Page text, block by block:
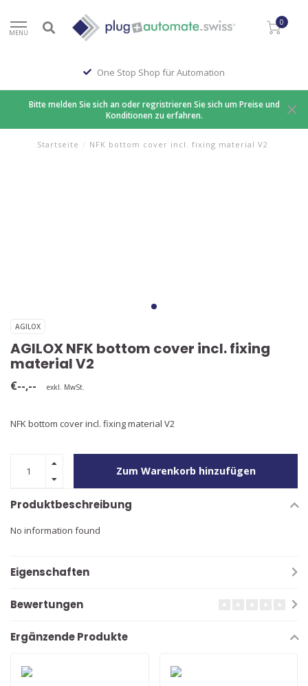
MENU
0
One Stop Shop für Automation
Bitte melden Sie sich an oder regristrieren Sie sich um Preise und
Konditionen zu erfahren.
Startseite / NFK bottom cover incl. fixing material V2
AGILOX
AGILOX NFK bottom cover incl. fixing
material V2
€--,-- exkl. MwSt.
NFK bottom cover incl. fixing material V2
Zum Warenkorb hinzufügen
Produktbeschreibung
No information found
Eigenschaften
Bewertungen
Ergänzende Produkte